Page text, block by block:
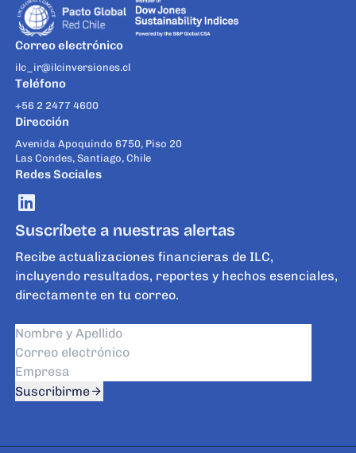
Correo electrónico
ilc_ir@ilcinversiones.cl
Teléfono
+56 2 2477 4600
Dirección
Avenida Apoquindo 6750, Piso 20
Las Condes, Santiago, Chile
Redes Sociales
Suscríbete a nuestras alertas
Recibe actualizaciones financieras de ILC,
incluyendo resultados, reportes y hechos esenciales,
directamente en tu correo.
Suscribirme